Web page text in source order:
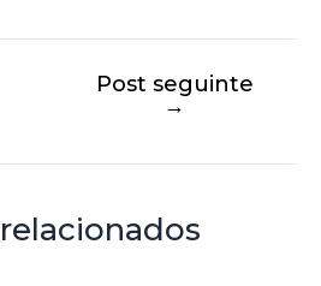
Post seguinte
→